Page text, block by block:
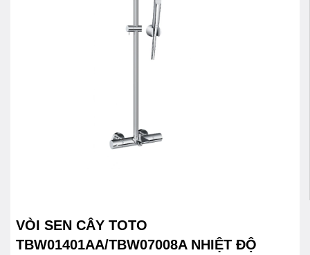
VÒI SEN CÂY TOTO
TBW01401AA/TBW07008A NHIỆT ĐỘ